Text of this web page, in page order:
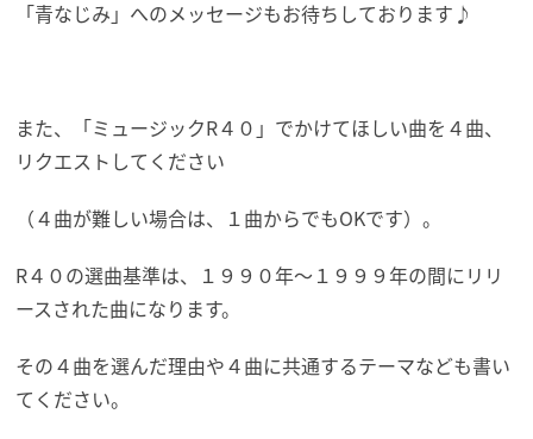
「青なじみ」へのメッセージもお待ちしております♪
また、「ミュージックR４０」でかけてほしい曲を４曲、
リクエストしてください
（４曲が難しい場合は、１曲からでもOKです）。
R４０の選曲基準は、１９９０年～１９９９年の間にリリ
ースされた曲になります。
その４曲を選んだ理由や４曲に共通するテーマなども書い
てください。